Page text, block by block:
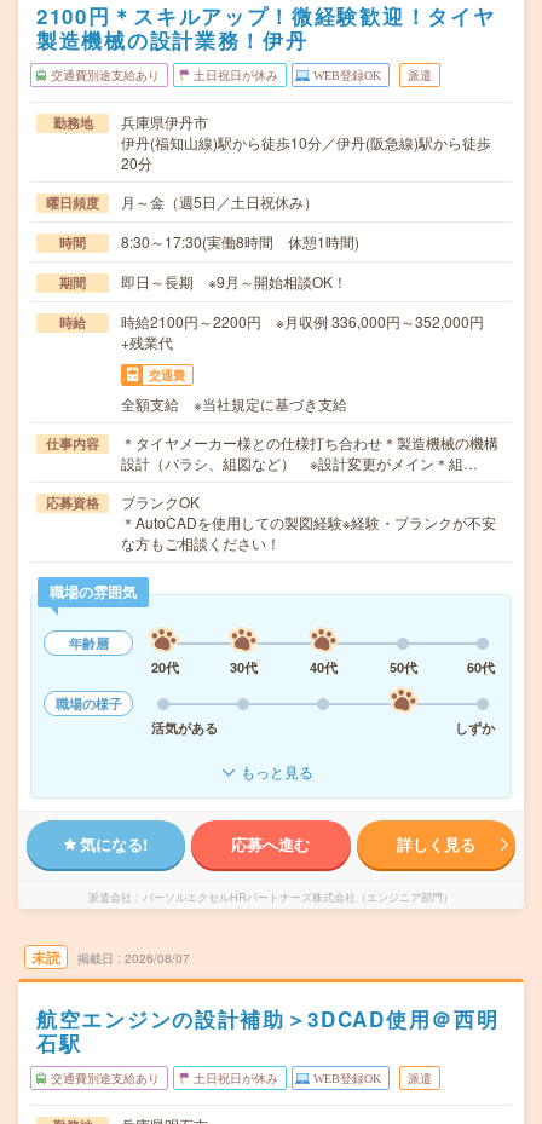
2100円＊スキルアップ！微経験歓迎！タイヤ
製造機械の設計業務！伊丹
交通費別途支給あり 土日祝日が休み WEB登録OK 派遣
勤務地
兵庫県伊丹市
伊丹(福知山線)駅から徒歩10分／伊丹(阪急線)駅から徒歩
20分
曜日頻度 月～金（週5日／土日祝休み）
時間 8:30～17:30(実働8時間 休憩1時間)
期間 即日～長期 ※9月～開始相談OK！
時給
時給2100円～2200円 ※月収例 336,000円～352,000円
+残業代
交通費
全額支給 ※当社規定に基づき支給
仕事内容
＊タイヤメーカー様との仕様打ち合わせ＊製造機械の機構
設計（バラシ、組図など） ※設計変更がメイン＊組…
応募資格
ブランクOK
＊AutoCADを使用しての製図経験※経験・ブランクが不安
な方もご相談ください！
職場の雰囲気
年齢層
20代
30代 40代 50代
60代
職場の様子
活気がある
しずか
もっと見る
気になる! 応募へ進む 詳しく見る
派遣会社 パーソルエクセルHRパートナーズ株式会社（エンジニア部門）
未読 掲載日 2026/08/07
航空エンジンの設計補助＞3DCAD使用＠西明
石駅
交通費別途支給あり 土日祝日が休み WEB登録OK 派遣